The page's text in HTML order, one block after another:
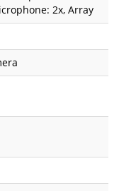
2x, Array